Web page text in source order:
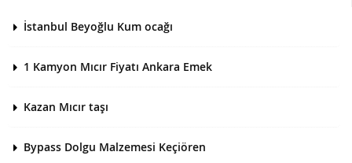
İstanbul Beyoğlu Kum ocağı
1 Kamyon Mıcır Fiyatı Ankara Emek
Kazan Mıcır taşı
Bypass Dolgu Malzemesi Keçiören